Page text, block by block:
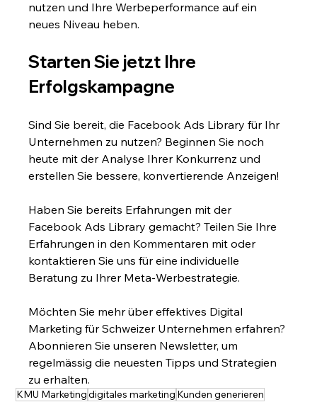
nutzen und Ihre Werbeperformance auf ein
neues Niveau heben.
Starten Sie jetzt Ihre
Erfolgskampagne
Sind Sie bereit, die Facebook Ads Library für Ihr
Unternehmen zu nutzen? Beginnen Sie noch
heute mit der Analyse Ihrer Konkurrenz und
erstellen Sie bessere, konvertierende Anzeigen!
Haben Sie bereits Erfahrungen mit der
Facebook Ads Library gemacht? Teilen Sie Ihre
Erfahrungen in den Kommentaren mit oder
kontaktieren Sie uns für eine individuelle
Beratung zu Ihrer Meta-Werbestrategie.
Möchten Sie mehr über effektives Digital
Marketing für Schweizer Unternehmen erfahren?
Abonnieren Sie unseren Newsletter, um
regelmässig die neuesten Tipps und Strategien
zu erhalten.
KMU Marketingdigitales marketing Kunden generieren